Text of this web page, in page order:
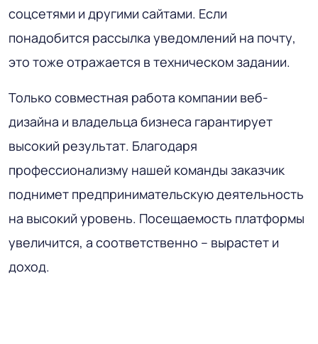
соцсетями и другими сайтами. Если
понадобится рассылка уведомлений на почту,
это тоже отражается в техническом задании.
Только совместная работа компании веб-
дизайна и владельца бизнеса гарантирует
высокий результат. Благодаря
профессионализму нашей команды заказчик
поднимет предпринимательскую деятельность
на высокий уровень. Посещаемость платформы
увеличится, а соответственно – вырастет и
доход.